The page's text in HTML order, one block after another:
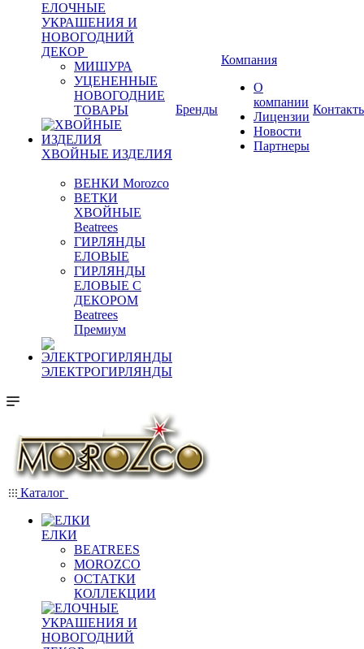
ЕЛОЧНЫЕ
УКРАШЕНИЯ И
НОВОГОДНИЙ
ДЕКОР
МИШУРА
УЦЕНЕННЫЕ
НОВОГОДНИЕ
ТОВАРЫ
ХВОЙНЫЕ ИЗДЕЛИЯ
ВЕНКИ Morozco
ВЕТКИ
ХВОЙНЫЕ
Beatrees
ГИРЛЯНДЫ
ЕЛОВЫЕ
ГИРЛЯНДЫ
ЕЛОВЫЕ С
ДЕКОРОМ
Beatrees
Премиум
ЭЛЕКТРОГИРЛЯНДЫ
Бренды
Компания
О
компании
Лицензии
Новости
Партнеры
Каталог
ЕЛКИ
BEATREES
MOROZCO
ОСТАТКИ
КОЛЛЕКЦИИ